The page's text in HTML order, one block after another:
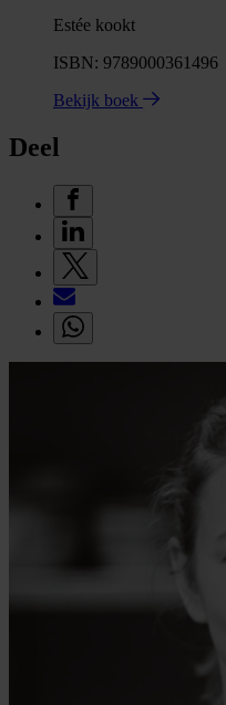
Estée kookt
ISBN: 9789000361496
Bekijk boek
Deel